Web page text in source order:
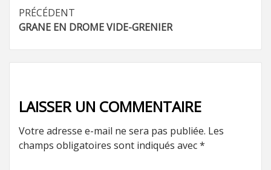
Navigation
d’article
PRÉCÉDENT
GRANE EN DROME VIDE-GRENIER
LAISSER UN COMMENTAIRE
Votre adresse e-mail ne sera pas publiée. Les
champs obligatoires sont indiqués avec*